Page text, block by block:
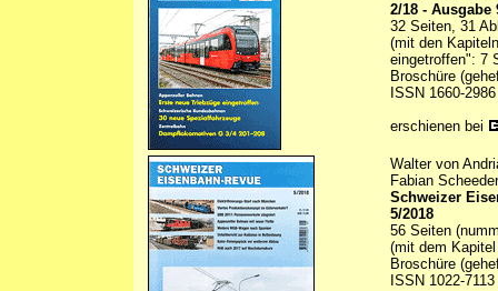
2/18 - Ausgabe
32 Seiten, 31
(mit den
eingetroffen": 7
Broschüre
ISSN 1660-2986
erschienen bei
Walter von
Fabian
Schweizer
5/2018
56 Seiten
(mit dem
Broschüre
ISSN 1022-7113